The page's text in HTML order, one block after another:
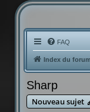
FAQ
Index du forum
Sharp
Nouveau sujet